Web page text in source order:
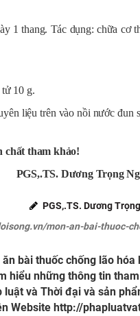
1 thang. Tác dụng: chữa cơ
10 g.
liệu trên vào nồi nước đun
chất tham khảo!
PGS,.TS. Dương Trọng
PGS,.TS. Dương
mon-an-bai-thuoc-
ăn bài thuốc chống lão hóa
hiểu những thông tin
luật và Thời đại và sản
Website http://